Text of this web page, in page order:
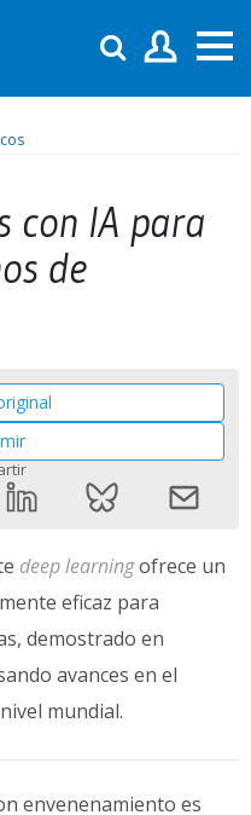
con IA para
de
deep learningofrece un
eficaz para
demostrado en
avances en el
mundial.
envenenamiento es